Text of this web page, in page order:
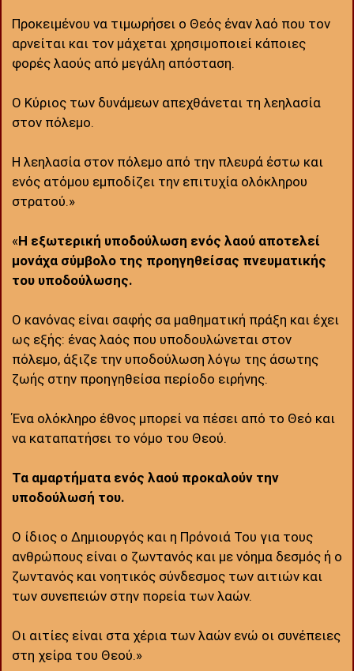
Προκειμένου να τιμωρήσει ο Θεός έναν λαό που τον
αρνείται και τον μάχεται χρησιμοποιεί κάποιες
φορές λαούς από μεγάλη απόσταση.
Ο Κύριος των δυνάμεων απεχθάνεται τη λεηλασία
στον πόλεμο.
Η λεηλασία στον πόλεμο από την πλευρά έστω και
ενός ατόμου εμποδίζει την επιτυχία ολόκληρου
στρατού.»
«Η εξωτερική υποδούλωση ενός λαού αποτελεί
μονάχα σύμβολο της προηγηθείσας πνευματικής
του υποδούλωσης.
Ο κανόνας είναι σαφής σα μαθηματική πράξη και έχει
ως εξής: ένας λαός που υποδουλώνεται στον
πόλεμο, άξιζε την υποδούλωση λόγω της άσωτης
ζωής στην προηγηθείσα περίοδο ειρήνης.
Ένα ολόκληρο έθνος μπορεί να πέσει από το Θεό και
να καταπατήσει το νόμο του Θεού.
Τα αμαρτήματα ενός λαού προκαλούν την
υποδούλωσή του.
Ο ίδιος ο Δημιουργός και η Πρόνοιά Του για τους
ανθρώπους είναι ο ζωντανός και με νόημα δεσμός ή ο
ζωντανός και νοητικός σύνδεσμος των αιτιών και
των συνεπειών στην πορεία των λαών.
Οι αιτίες είναι στα χέρια των λαών ενώ οι συνέπειες
στη χείρα του Θεού.»